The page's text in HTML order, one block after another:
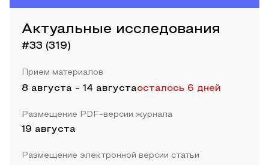
Актуальные исследования
#33 (319)
Прием материалов
8 августа - 14 августаосталось 6 дней
Размещение PDF-версии журнала
19 августа
Размещение электронной версии статьи